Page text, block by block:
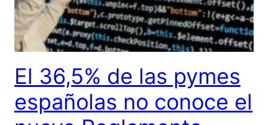
El 36,5% de las pymes
españolas no conoce el